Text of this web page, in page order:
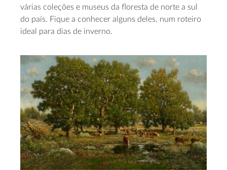
várias coleções e museus da floresta de norte a sul
do país. Fique a conhecer alguns deles, num roteiro
ideal para dias de inverno.